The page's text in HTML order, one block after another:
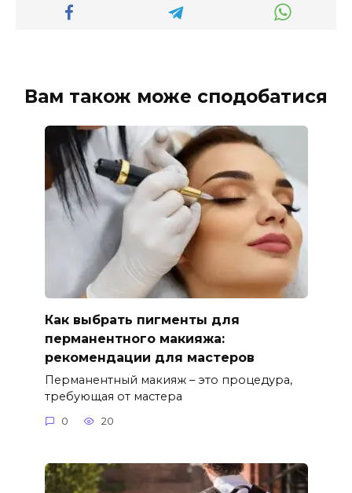
Вам також може сподобатися
Как выбрать пигменты для
перманентного макияжа:
рекомендации для мастеров
Перманентный макияж – это процедура,
требующая от мастера
0 20